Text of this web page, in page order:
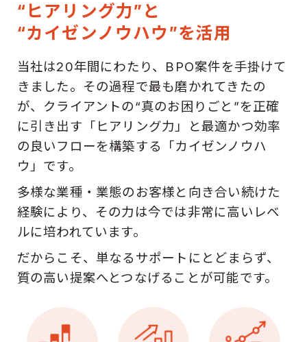
“ヒアリング力”と
“カイゼンノウハウ”を活用
当社は20年間にわたり、BPO案件を手掛けて
きました。その過程で最も磨かれてきたの
が、クライアントの“真のお困りごと”を正確
に引き出す「ヒアリング力」と最適かつ効率
の良いフローを構築する「カイゼンノウハ
ウ」です。
多様な業種・業態のお客様と向き合い続けた
経験により、その力は今では非常に高いレベ
ルに培われています。
だからこそ、単なるサポートにとどまらず、
質の高い提案へとつなげることが可能です。